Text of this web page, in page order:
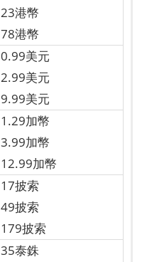
23港幣
78港幣
0.99美元
2.99美元
9.99美元
1.29加幣
3.99加幣
12.99加幣
17披索
49披索
179披索
35泰銖